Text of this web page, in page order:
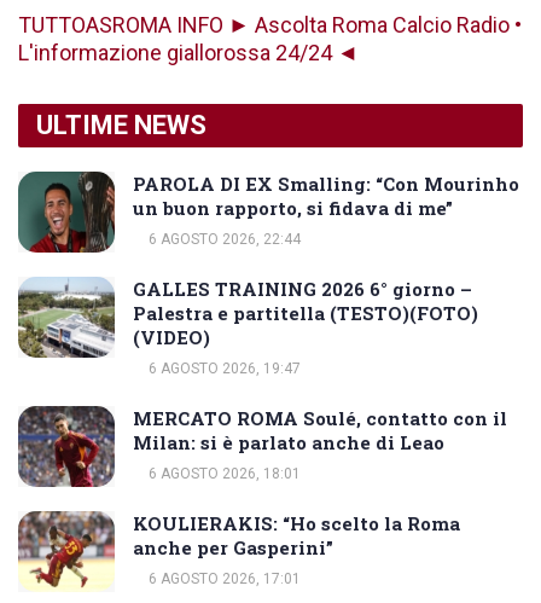
TUTTOASROMA INFO ► Ascolta Roma Calcio Radio •
L'informazione giallorossa 24/24 ◄
ULTIME NEWS
PAROLA DI EX Smalling: “Con Mourinho
un buon rapporto, si fidava di me”
6 AGOSTO 2026, 22:44
GALLES TRAINING 2026 6° giorno –
Palestra e partitella (TESTO)(FOTO)
(VIDEO)
6 AGOSTO 2026, 19:47
MERCATO ROMA Soulé, contatto con il
Milan: si è parlato anche di Leao
6 AGOSTO 2026, 18:01
KOULIERAKIS: “Ho scelto la Roma
anche per Gasperini”
6 AGOSTO 2026, 17:01